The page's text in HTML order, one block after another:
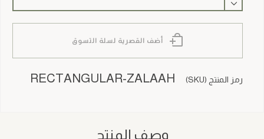
Zalaah
أضف القصرية لسلة التسوق
رمز المنتج (SKU) RECTANGULAR-ZALAAH
وصف المنتج